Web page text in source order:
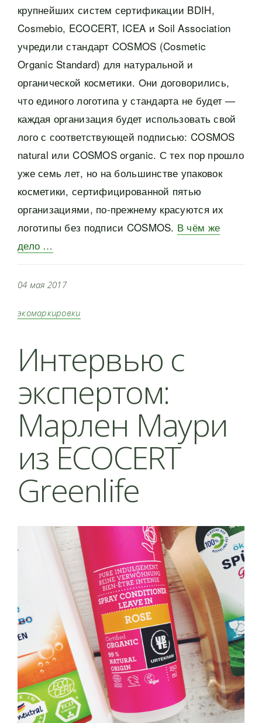
крупнейших систем сертификации BDIH,
Cosmebio, ECOCERT, ICEA и Soil Association
учредили стандарт COSMOS (Cosmetic
Organic Standard) для натуральной и
органической косметики. Они договорились,
что единого логотипа у стандарта не будет —
каждая организация будет использовать свой
лого с соответствующей подписью: COSMOS
natural или COSMOS organic. С тех пор прошло
уже семь лет, но на большинстве упаковок
косметики, сертифицированной пятью
организациями, по-прежнему красуются их
логотипы без подписи COSMOS. В чём же
дело …
04 мая 2017
экомаркировки
Интервью с
экспертом:
Марлен Маури
из ECOCERT
Greenlife